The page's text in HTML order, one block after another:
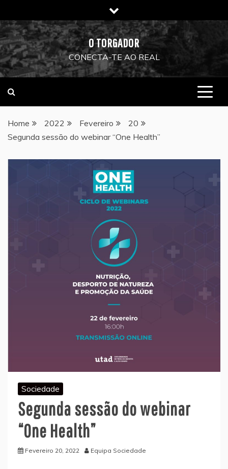
to
content
O TORGADOR
CONECTA-TE AO REAL
Home 2022 Fevereiro
20
Segunda sessão do webinar “One Health”
Sociedade
Segunda sessão do webinar
“One Health”
Fevereiro 20, 2022 Equipa Sociedade